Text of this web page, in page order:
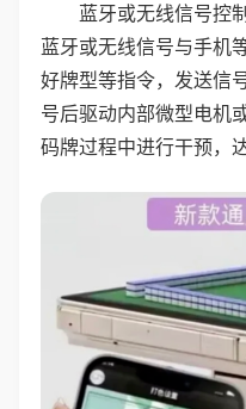
蓝牙或无线信号控
蓝牙或无线信号与手机
好牌型等指令，发送信
号后驱动内部微型电机
码牌过程中进行干预，